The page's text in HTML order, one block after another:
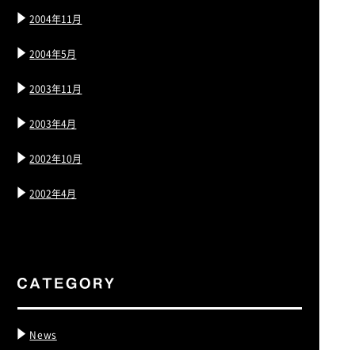
2004年11月
2004年5月
2003年11月
2003年4月
2002年10月
2002年4月
News